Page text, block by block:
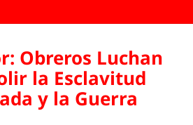
Obreros Luchan
la Esclavitud
y la Guerra